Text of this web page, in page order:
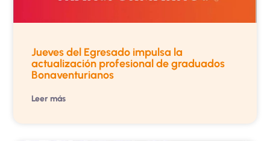
Jueves del Egresado impulsa la
actualización profesional de graduados
Bonaventurianos
Leer más